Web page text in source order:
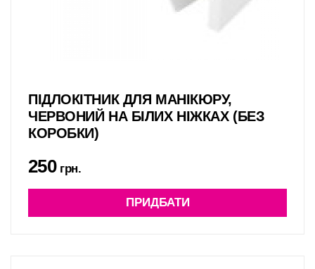
ПІДЛОКІТНИК ДЛЯ МАНІКЮРУ,
ЧЕРВОНИЙ НА БІЛИХ НІЖКАХ (БЕЗ
КОРОБКИ)
250грн.
ПРИДБАТИ